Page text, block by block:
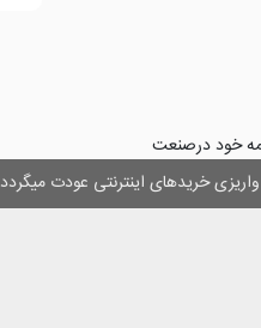
خریدهای اینترنتی عودت میگردد
خود درصنعت
۲ -۳، با کارآفرینی و ایجاد شغل برای حداقل
و تحول در صنعت